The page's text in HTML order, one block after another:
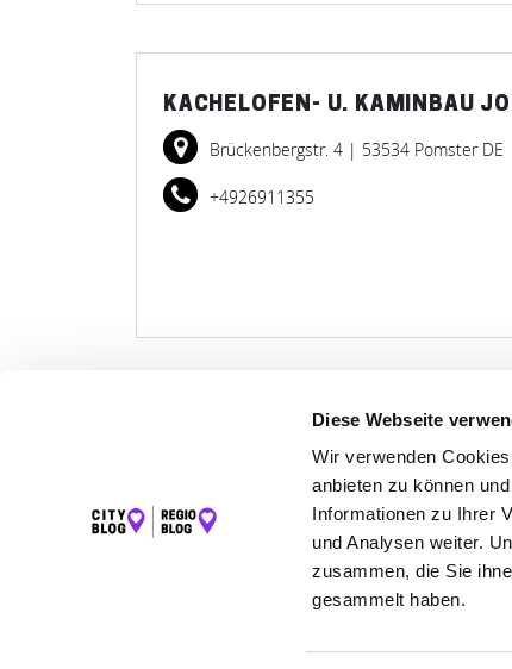
Diese Webseite
Wir verwenden
anbieten zu können
Informationen zu Ihrer
und Analysen weiter.
zusammen, die Sie
gesammelt haben.
KACHELOFEN- U. KAMINBAU
Brückenbergstr. 4 | 53534 Pomster DE
+4926911355